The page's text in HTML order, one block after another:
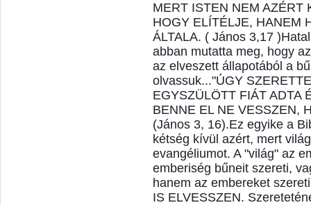
MERT ISTEN NEM AZÉRT
HOGY ELÍTÉLJE, HANEM
ÁLTALA. ( János 3,17
abban mutatta meg, hogy
az elveszett állapotából a
olvassuk..."ÚGY
EGYSZÜLÖTT FIÁT ADTA
BENNE EL NE VESSZEN,
(János 3, 16).Ez egyike a
kétség kívül azért, mert
evangéliumot. A "világ" az
emberiség bűneit szereti,
hanem az embereket
IS ELVESSZEN.